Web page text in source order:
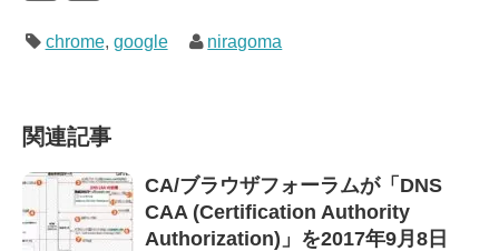
chrome, google niragoma
関連記事
CA/ブラウザフォーラムが「DNS
CAA (Certification Authority
Authorization)」を2017年9月8日